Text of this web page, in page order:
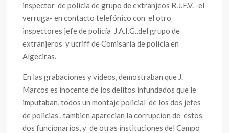
inspector de policia de grupo de extranjeos R.J.F.V. -el
verruga- en contacto telefónico con el otro
inspectores jefe de policía J.A.I.G..del grupo de
extranjeros y ucriff de Comisaría de policía en
Algeciras.
En las grabaciones y videos, demostraban que J.
Marcos es inocente de los delitos infundados que le
imputaban, todos un montaje policial de los dos jefes
de policias , tambien aparecian la corrupcion de estos
dos funcionarios, y de otras instituciones del Campo